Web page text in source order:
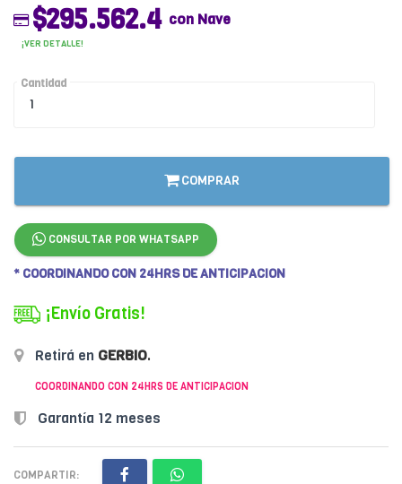
$295.562.4 con Nave
¡VER DETALLE!
Cantidad
COMPRAR
CONSULTAR POR WHATSAPP
* COORDINANDO CON 24HRS DE ANTICIPACION
¡Envío Gratis!
Retirá en GERBIO.
COORDINANDO CON 24HRS DE ANTICIPACION
Garantía 12 meses
COMPARTIR: